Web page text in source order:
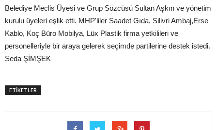
Belediye Meclis Üyesi ve Grup Sözcüsü Sultan Aşkın ve yönetim
kurulu üyeleri eşlik etti. MHP'liler Saadet Gıda, Silivri Ambaj,Erse
Kablo, Koç Büro Mobilya, Lüx Plastik firma yetkilileri ve
personelleriyle bir araya gelerek seçimde partilerine destek istedi.
Seda ŞİMŞEK
ETİKETLER